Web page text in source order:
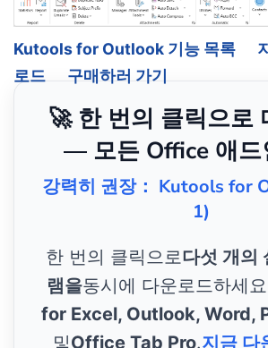
Kutools for Outlook 기능 목록
로드
구매하러 가기
🚀 한 번의 클릭으로
— 모든 Office 애드
강력히 권장： Kutools for
1)
한 번의 클릭으로다섯 개의
램을동시에 다운로드하세
for Excel, Outlook, Word,
및Office Tab Pro.지금 다